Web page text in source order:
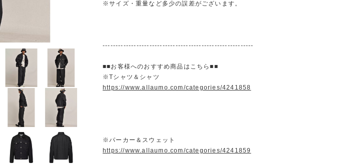
※サイズ・重量など多少の誤差がございます。
----------------------------------------------------------
■■お客様へのおすすめ商品はこちら■■
※Tシャツ＆シャツ
https://www.allaumo.com/categories/4241858
※パーカー＆スウェット
https://www.allaumo.com/categories/4241859